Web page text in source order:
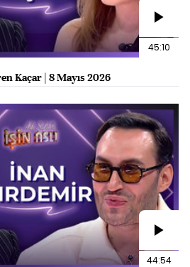
45:10
Kaçar | 8 Mayıs 2026
44:54